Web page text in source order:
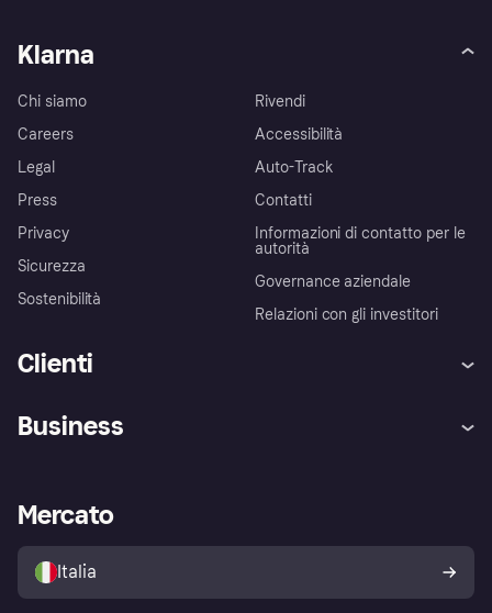
Klarna
Chi siamo
Careers
Legal
Press
Privacy
Sicurezza
Sostenibilità
Rivendi
Accessibilità
Auto-Track
Contatti
Informazioni di contatto per le
autorità
Governance aziendale
Relazioni con gli investitori
Clienti
Esplora i negozi
Politica di protezione
dell'acquirente Klarna
Business
Accesso aziende
Mercato
Italia